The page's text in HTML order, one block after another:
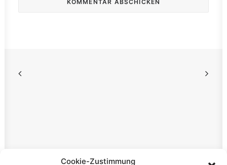
Cookie-Zustimmung
Rechtliches